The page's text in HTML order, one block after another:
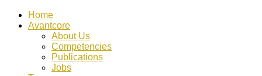
Home
Avantcore
About Us
Competencies
Publications
Jobs